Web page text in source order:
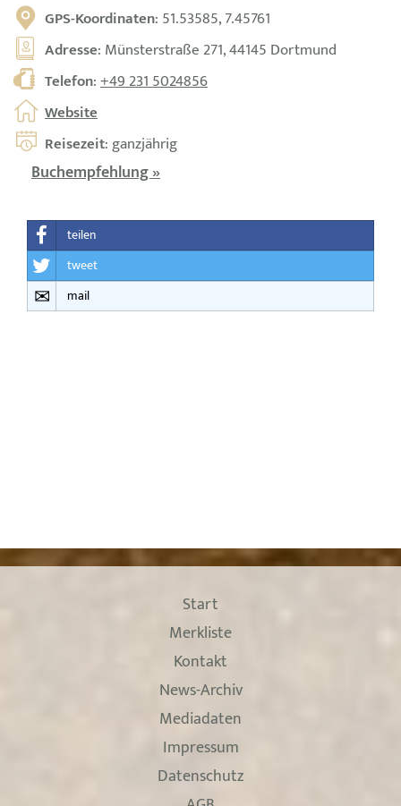
GPS-Koordinaten: 51.53585, 7.45761
Adresse: Münsterstraße 271, 44145 Dortmund
Telefon:+49 231 5024856
Website
Reisezeit: ganzjährig
Buchempfehlung »
teilen
tweet
mail
Start
Merkliste
Kontakt
News-Archiv
Mediadaten
Impressum
Datenschutz